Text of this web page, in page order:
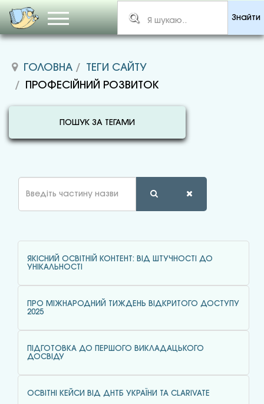
Знайти
ГОЛОВНА
ТЕГИ САЙТУ
ПРОФЕСІЙНИЙ РОЗВИТОК
ПОШУК ЗА ТЕГАМИ
частину
назви
ЯКІСНИЙ ОСВІТНІЙ КОНТЕНТ: ВІД ШТУЧНОСТІ ДО
УНІКАЛЬНОСТІ
ПРО МІЖНАРОДНИЙ ТИЖДЕНЬ ВІДКРИТОГО ДОСТУПУ
2025
ПІДГОТОВКА ДО ПЕРШОГО ВИКЛАДАЦЬКОГО
ДОСВІДУ
ОСВІТНІ КЕЙСИ ВІД ДНТБ УКРАЇНИ ТА CLARIVATE